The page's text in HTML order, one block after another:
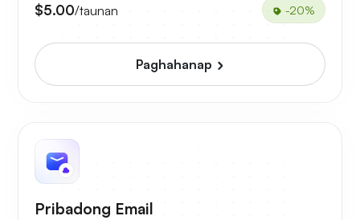
$5.00/taunan -20%
Paghahanap
Pribadong Email